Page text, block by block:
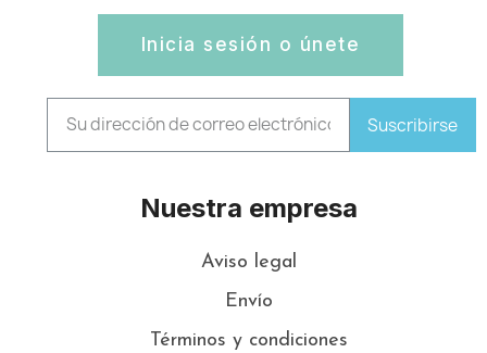
Inicia sesión o únete
Suscribirse
Nuestra empresa
Aviso legal
Envío
Términos y condiciones